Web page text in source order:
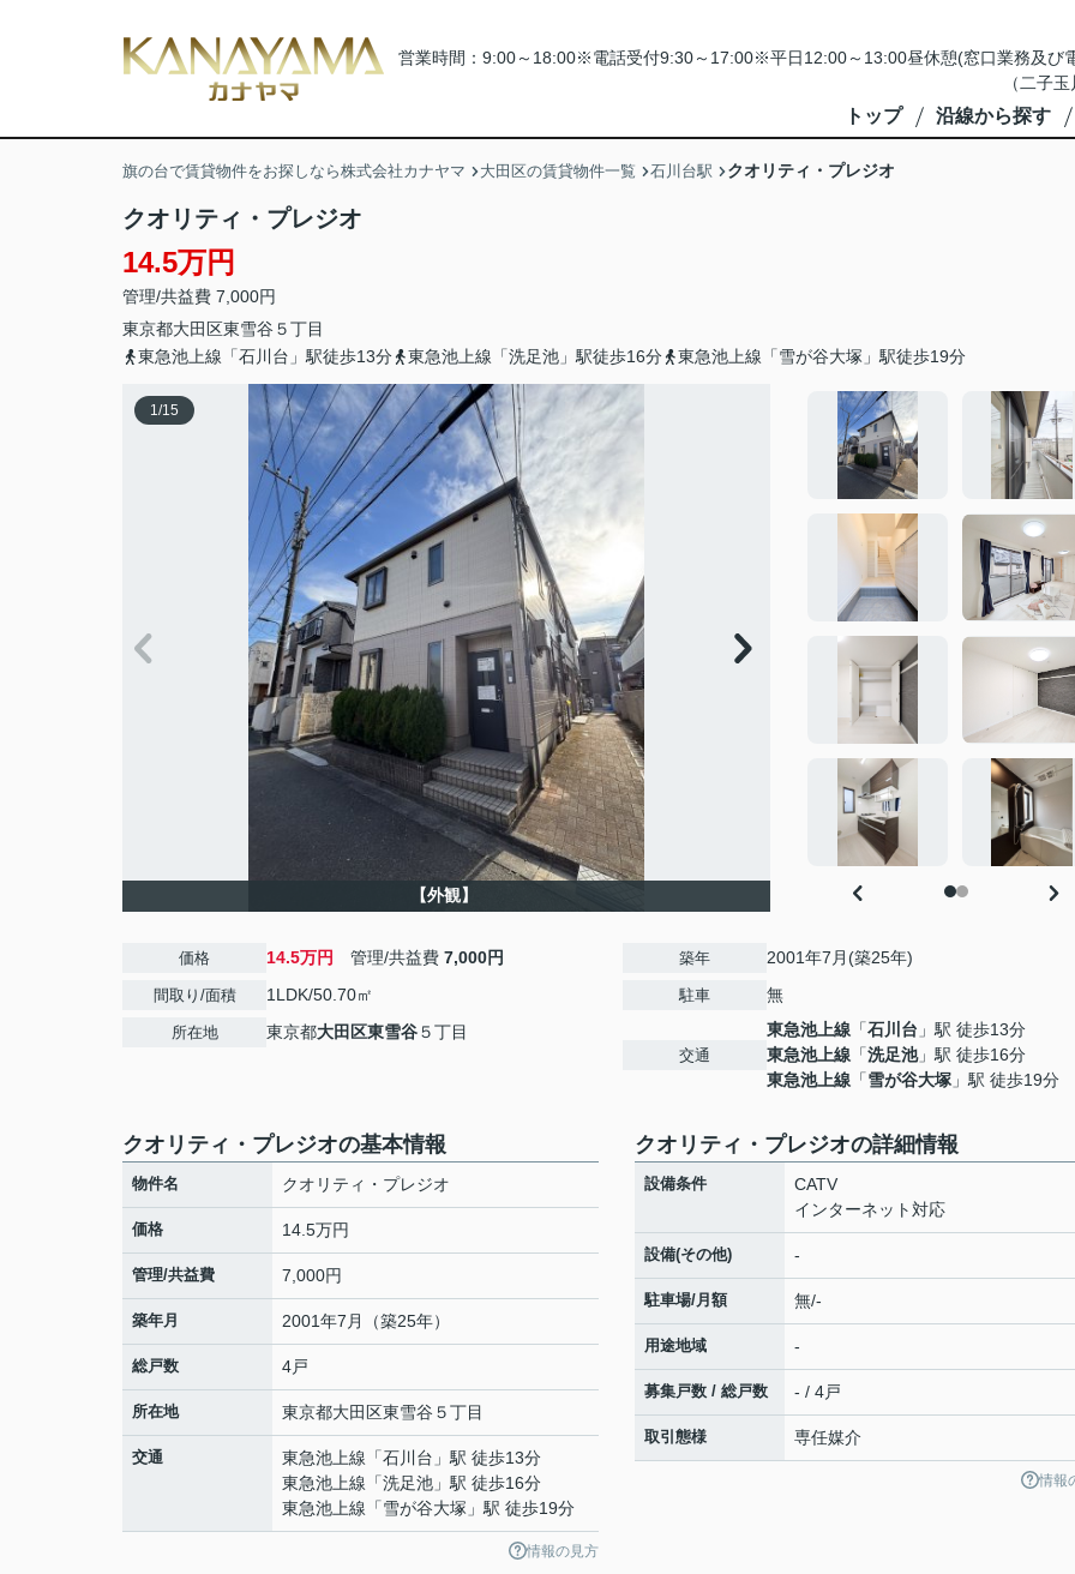
営業時間：9:00～18:00※電話受付9:30～17:00※平日12:00～13:00昼休憩(窓口業務及
（二子
トップ 沿線から探す
旗の台で賃貸物件をお探しなら株式会社カナヤマ 大田区の賃貸物件一覧 石川台駅 クオリティ・プレジオ
クオリティ・プレジオ
14.5万円
管理/共益費 7,000円
東京都大田区東雪谷 ５丁目
東急池上線「石川台」駅徒歩13分
東急池上線「洗足池」駅徒歩16分 東急池上線「雪が谷大塚」駅徒歩19分
1/15
【外観】
価格 14.5万円 管理/共益費 7,000円
間取り/面積 1LDK/50.70㎡
所在地 東京都大田区東雪谷５丁目
築年 2001年7月(築25年)
駐車 無
交通
東急池上線 「石川台 」駅 徒歩13分
東急池上線 「洗足池」駅 徒歩16分
東急池上線 「雪が谷大塚 」駅 徒歩19分
クオリティ・プレジオの基本情報
物件名 クオリティ・プレジオ
価格 14.5万円
管理/共益費 7,000円
築年月 2001年7月（築25年）
総戸数 4戸
所在地 東京都大田区東雪谷 ５丁目
交通 東急池上線 「石川台 」駅 徒歩13分
東急池上線 「洗足池 」駅 徒歩16分
東急池上線 「雪が谷大塚 」駅 徒歩19分
情報の見方
クオリティ・プレジオの詳細情報
設備条件
CATV
インターネット対応
設備(その他) -
駐車場/月額 無/-
用途地域 -
募集戸数 / 総戸数 - / 4戸
取引態様 専任媒介
情報